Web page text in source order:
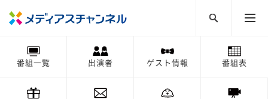
番組一覧 出演者 ゲスト情報 番組表